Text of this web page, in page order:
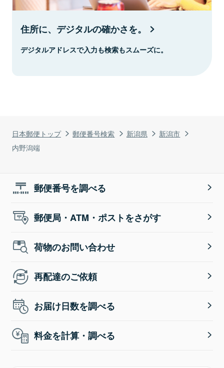
日本郵便トップ 郵便番号検索 新潟県
新潟市
内野潟端
住所に、デジタルの確かさを。
デジタルアドレスで入力も検索もスムーズに。
郵便番号を調べる
郵便局・ATM・ポストをさがす
荷物のお問い合わせ
再配達のご依頼
お届け日数を調べる
料金を計算・調べる